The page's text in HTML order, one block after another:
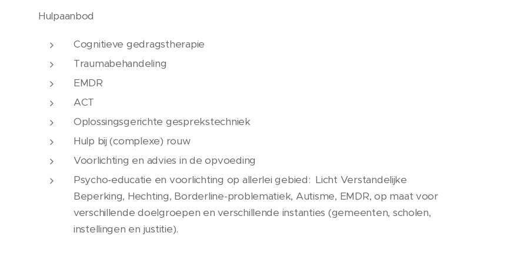
Hulpaanbod
Cognitieve gedragstherapie
Traumabehandeling
EMDR
ACT
Oplossingsgerichte gesprekstechniek
Hulp bij (complexe) rouw
Voorlichting en advies in de opvoeding
Psycho-educatie en voorlichting op allerlei gebied: Licht Verstandelijke
Beperking, Hechting, Borderline-problematiek, Autisme, EMDR, op maat voor
verschillende doelgroepen en verschillende instanties (gemeenten, scholen,
instellingen en justitie).